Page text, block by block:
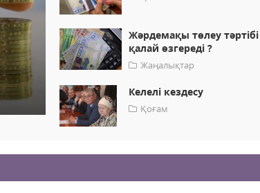
Жәрдемақы төлеу тәртібі
қалай өзгереді ?
Жаңалықтар
Келелі кездесу
Қоғам